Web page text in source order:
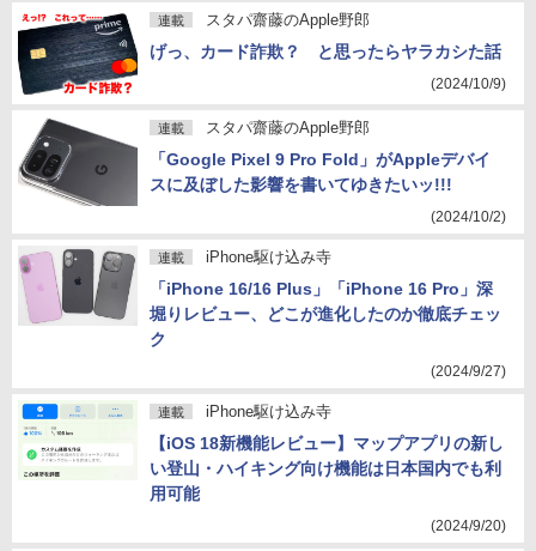
連載 スタパ齋藤のApple野郎
げっ、カード詐欺？ と思ったらヤラカシた話
(2024/10/9)
連載 スタパ齋藤のApple野郎
「Google Pixel 9 Pro Fold」がAppleデバイ
スに及ぼした影響を書いてゆきたいッ!!!
(2024/10/2)
連載 iPhone駆け込み寺
「iPhone 16/16 Plus」「iPhone 16 Pro」深
堀りレビュー、どこが進化したのか徹底チェッ
ク
(2024/9/27)
連載 iPhone駆け込み寺
【iOS 18新機能レビュー】マップアプリの新し
い登山・ハイキング向け機能は日本国内でも利
用可能
(2024/9/20)